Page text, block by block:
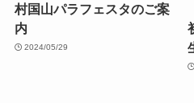
村国山パラフェスタのご案
内
2024/05/29